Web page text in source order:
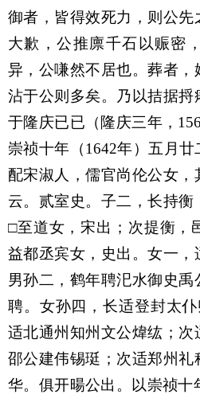
御者，皆得效死力，则公先
大歉，公推廪千石以赈密
异，公嗛然不居也。葬者
沾于公则多矣。乃以拮据捋
于隆庆已已（隆庆三年，
崇祯十年（1642年）五月廿
配宋淑人，儒官尚伦公女
云。贰室史。子二，长持衡
□至道女，宋出；次提衡，
益都丞宾女，史出。女一，
男孙二，鹤年聘汜水御史
聘。女孙四，长适登封太
适北通州知州文公煒纮；次
邵公建伟锡珽；次适郑州
华。俱开暘公出。以崇祯十